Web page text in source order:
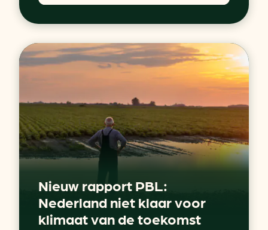
Nieuw rapport PBL:
Nederland niet klaar voor
klimaat van de toekomst